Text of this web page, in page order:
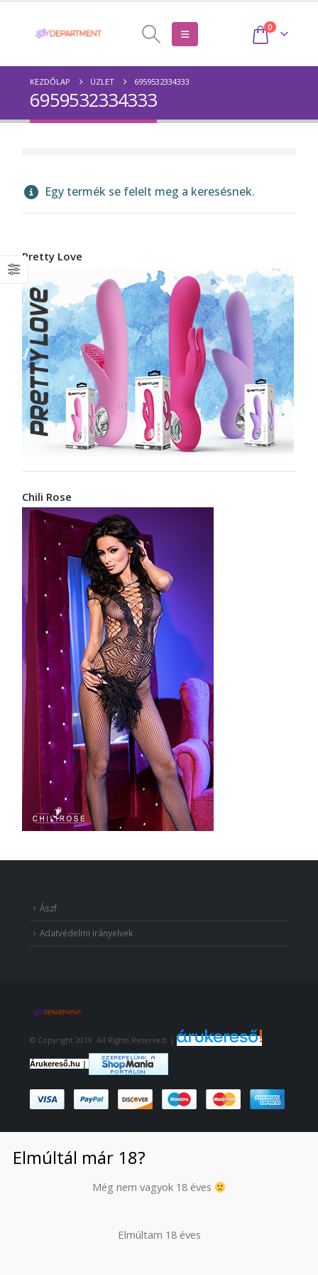
0
KEZDŐLAP ÜZLET 6959532334333
6959532334333
Egy termék se felelt meg a keresésnek.
Pretty Love
Chili Rose
Ászf
Adatvédelmi irányelvek
© Copyright 2019. All Rights Reserved. |
Árukereső.hu |
Elmúltál már 18?
Még nem vagyok 18 éves
Elmúltam 18 éves